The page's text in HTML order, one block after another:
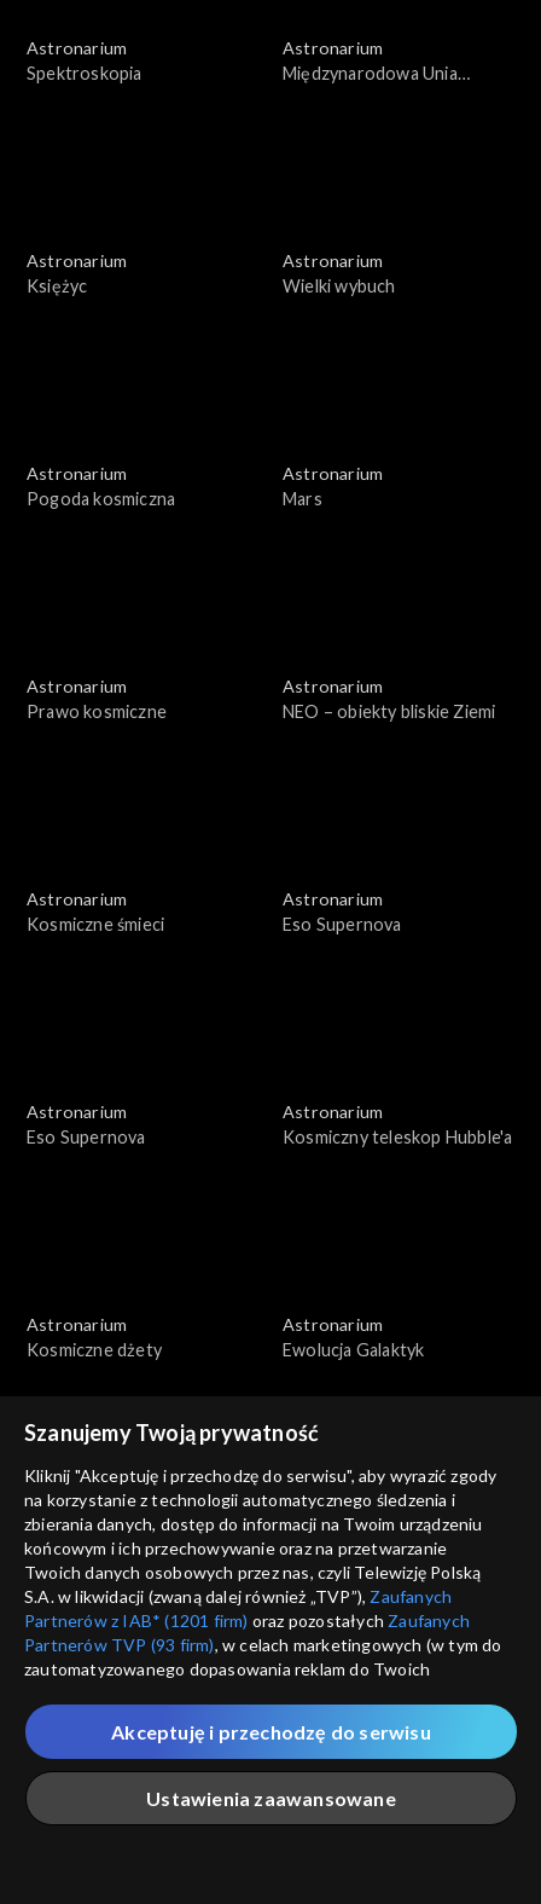
Astronarium
Spektroskopia
Astronarium
Międzynarodowa Unia
Astronarium
Księżyc
Astronarium
Wielki wybuch
Astronarium
Pogoda kosmiczna
Astronarium
Mars
Astronarium
Prawo kosmiczne
Astronarium
NEO – obiekty bliskie Ziemi
Astronarium
Kosmiczne śmieci
Astronarium
Eso Supernova
Astronarium
Eso Supernova
Astronarium
Kosmiczny teleskop Hubble'a
Astronarium
Kosmiczne dżety
Astronarium
Ewolucja Galaktyk
Astronarium
Kosmiczne masery
Astronarium
Supernowe
Astronarium
Planety karłowate
Astronarium
Planetoidy
Szanujemy Twoją prywatność
Kliknij "Akceptuję i przechodzę do serwisu", aby wyrazić zgody
na korzystanie z technologii automatycznego śledzenia i
zbierania danych, dostęp do informacji na Twoim urządzeniu
końcowym i ich przechowywanie oraz na przetwarzanie
Twoich danych osobowych przez nas, czyli Telewizję Polską
S.A. w likwidacji (zwaną dalej również „TVP”), Zaufanych
Partnerów z IAB* (1201 firm) oraz pozostałych Zaufanych
Partnerów TVP (93 firm), w celach marketingowych (w tym do
zautomatyzowanego dopasowania reklam do Twoich
które wskazujemy poniżej, a także zgody na udostępnianie
przez nas identyfikatora PPID do Google.
Twoje dane osobowe zbierane podczas odwiedzania przez
Ciebie naszych
poszczególnych serwisówzwanych dalej
„Portalem”, w tym informacje zapisywane za pomocą
Ustawienia zaawansowane
Akceptuję i przechodzę do serwisu